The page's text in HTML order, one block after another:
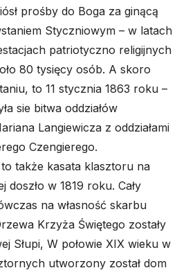
prośby do Boga za ginącą
Styczniowym – w latach
patriotyczno religijnych
80 tysięcy osób. A skoro
to 11 stycznia 1863 roku –
sie bitwa oddziałów
Langiewicza z oddziałami
Czengierego.
także kasata klasztoru na
doszło w 1819 roku. Cały
na własność skarbu
Krzyża Świętego zostały
Słupi, W połowie XIX wieku w
utworzony został dom